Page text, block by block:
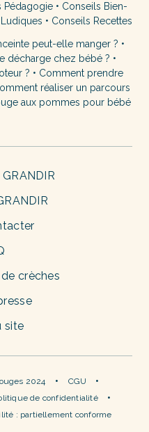
Pédagogie• Conseils Bien-
• Conseils Recettes
peut-elle manger ? •
décharge chez bébé ? •
? • Comment prendre
réaliser un parcours
aux pommes pour bébé
crèches
site
2024
CGU
de confidentialité
: partiellement conforme